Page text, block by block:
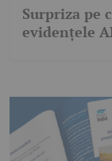
Surpriza pe
evidențele